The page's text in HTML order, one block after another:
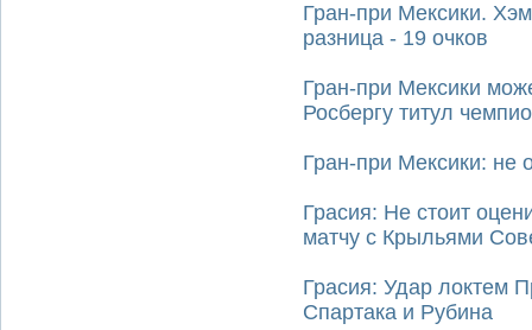
Гран-при Мексики.
разница - 19 очков
Гран-при Мексики
Росбергу титул
Гран-при Мексики: не
Грасия: Не стоит
матчу с Крыльями
Грасия: Удар локтем
Спартака и Рубина